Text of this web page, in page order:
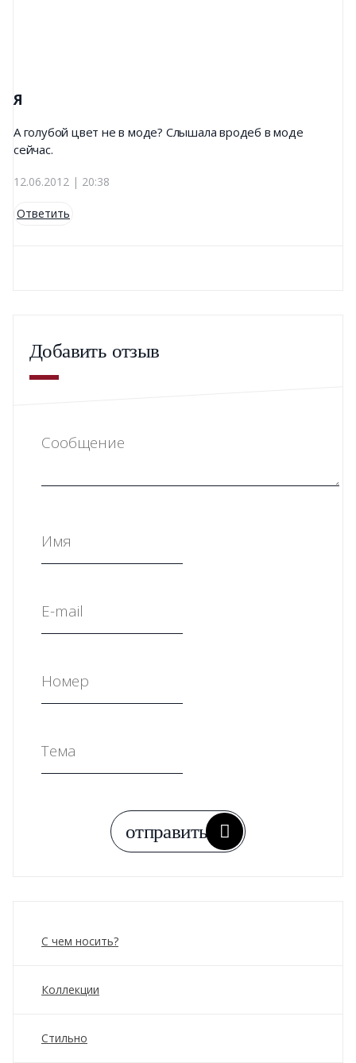
Я
А голубой цвет не в моде? Слышала вродеб в моде
сейчас.
12.06.2012 | 20:38
Ответить
Добавить отзыв
С чем носить?
Коллекции
Стильно